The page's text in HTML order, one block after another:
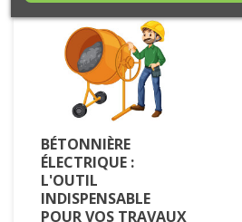
BÉTONNIÈRE
ÉLECTRIQUE :
L'OUTIL
INDISPENSABLE
POUR VOS TRAVAUX